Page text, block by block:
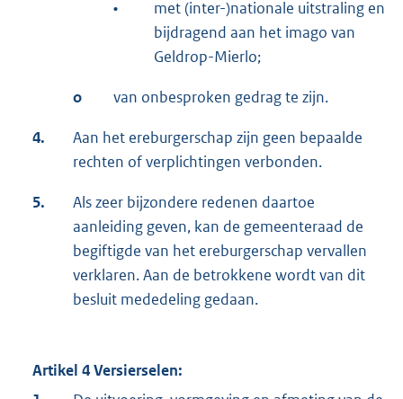
•
met (inter-)nationale uitstraling en
bijdragend aan het imago van
Geldrop-Mierlo;
o van onbesproken gedrag te zijn.
4.
Aan het ereburgerschap zijn geen bepaalde
rechten of verplichtingen verbonden.
5.
Als zeer bijzondere redenen daartoe
aanleiding geven, kan de gemeenteraad de
begiftigde van het ereburgerschap vervallen
verklaren. Aan de betrokkene wordt van dit
besluit mededeling gedaan.
Artikel 4 Versierselen: